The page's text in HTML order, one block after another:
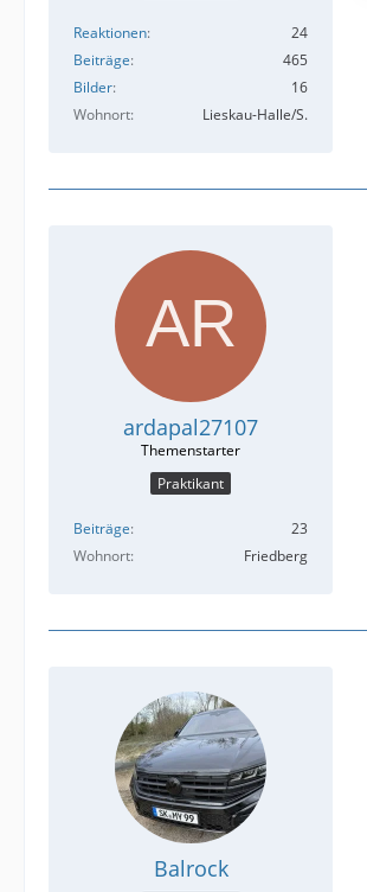
Reaktionen
24
Beiträge
465
Bilder
16
Wohnort
Lieskau-Halle/S.
ardapal27107
Praktikant
Beiträge
23
Wohnort
Friedberg
Balrock